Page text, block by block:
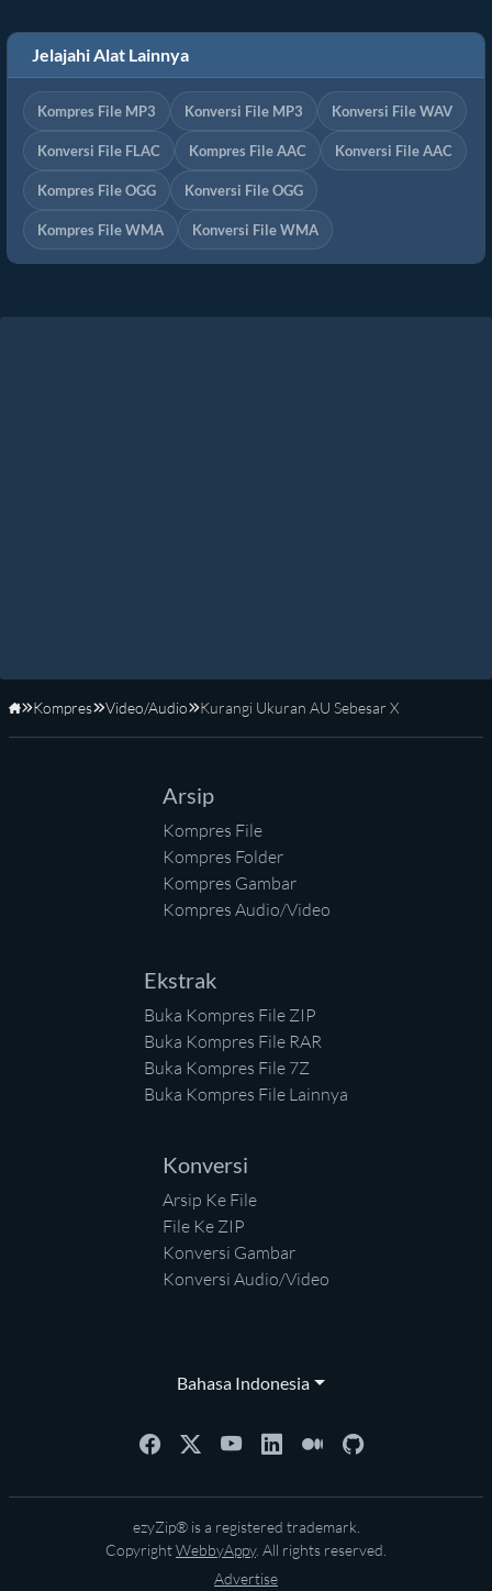
Jelajahi Alat Lainnya
Kompres File MP3 Konversi File MP3 Konversi File WAV
Konversi File FLAC Kompres File AAC Konversi File AAC
Kompres File OGG Konversi File OGG
Kompres File WMA Konversi File WMA
Beranda
Kompres Video/Audio Kurangi Ukuran AU Sebesar X
Arsip
Kompres File
Kompres Folder
Kompres Gambar
Kompres Audio/Video
Ekstrak
Buka Kompres File ZIP
Buka Kompres File RAR
Buka Kompres File 7Z
Buka Kompres File Lainnya
Konversi
Arsip Ke File
File Ke ZIP
Konversi Gambar
Konversi Audio/Video
Bahasa Indonesia
ezyZip® is a registered trademark.
CopyrightWebbyAppy. All rights reserved.
Advertise